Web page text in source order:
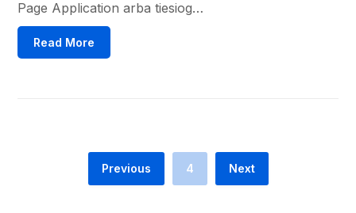
Page Application arba tiesiog…
Read More
Previous 4 Next